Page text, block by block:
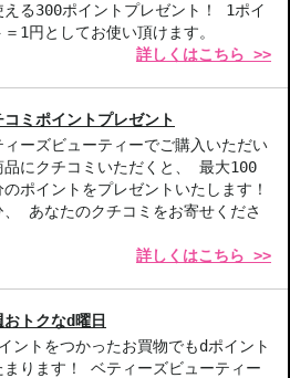
時間を、深呼吸したくなるような心地
ます。
容成分が角質層まで浸透し、乾燥に
ロ種子油とマカペプチドが肌のハリ
らとした印象に導きます。
ンジとダバナの甘く芳醇な香りが、
ス時間に変えます。
指したい方
液をお探しの方
える300ポイントプレゼント！ 1ポイ
＝1円としてお使い頂けます。
詳しくはこちら >>
コミポイントプレゼント
ィーズビューティーでご購入いただい
品にクチコミいただくと、 最大100
のポイントをプレゼントいたします！
、 あなたのクチコミをお寄せくださ
詳しくはこちら >>
おトクなd曜日
ントをつかったお買物でもdポイント
まります！ ベティーズビューティー